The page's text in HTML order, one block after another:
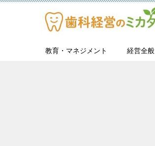
教育・マネジメント 経営全般